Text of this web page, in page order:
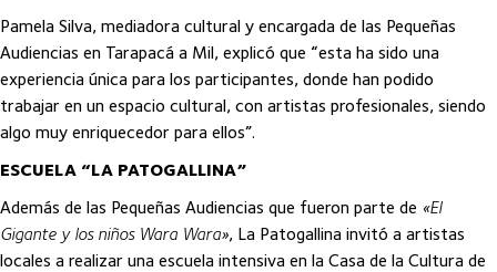
Pamela Silva, mediadora cultural y encargada de las Pequeñas
Audiencias en Tarapacá a Mil, explicó que “esta ha sido una
experiencia única para los participantes, donde han podido
trabajar en un espacio cultural, con artistas profesionales, siendo
algo muy enriquecedor para ellos”.
ESCUELA “LA PATOGALLINA”
Además de las Pequeñas Audiencias que fueron parte de «El
Gigante y los niños Wara Wara», La Patogallina invitó a artistas
locales a realizar una escuela intensiva en la Casa de la Cultura de